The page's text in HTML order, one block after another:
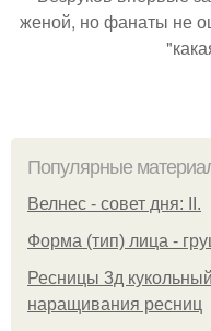
женой, но фанаты не
Популярные
Велнес - совет дня: II.
Форма (тип) лица -
Ресницы 3д
наращивания ресниц